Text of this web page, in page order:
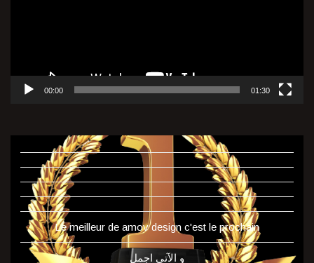
00:00 01:30
Le meilleur de amov design c'est le prochain
و الآتي اجمل